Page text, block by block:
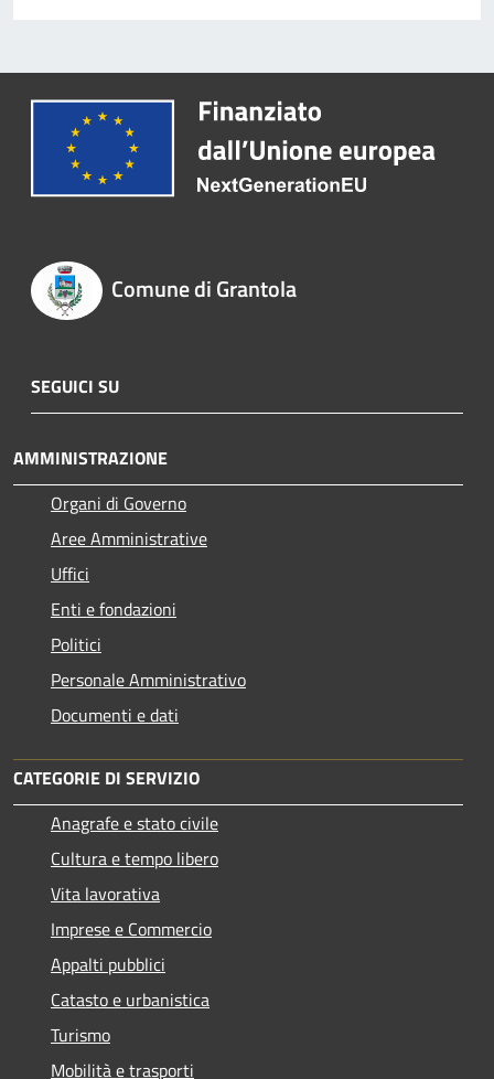
Comune di Grantola
SEGUICI SU
AMMINISTRAZIONE
Organi di Governo
Aree Amministrative
Uffici
Enti e fondazioni
Politici
Personale Amministrativo
Documenti e dati
CATEGORIE DI SERVIZIO
Anagrafe e stato civile
Cultura e tempo libero
Vita lavorativa
Imprese e Commercio
Appalti pubblici
Catasto e urbanistica
Turismo
Mobilità e trasporti